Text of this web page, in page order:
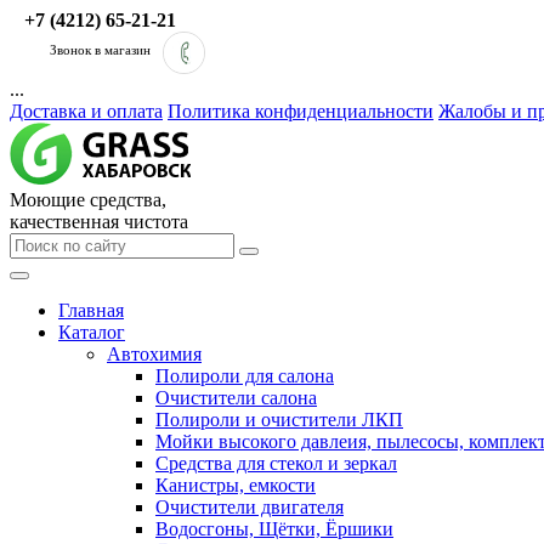
+7 (4212) 65-21-21
Звонок в магазин
...
Доставка и оплата Политика конфиденциальности Жалобы и
Моющие средства,
качественная чистота
Главная
Каталог
Автохимия
Полироли для салона
Очистители салона
Полироли и очистители ЛКП
Мойки высокого давлеия, пылесосы,
Средства для стекол и зеркал
Канистры, емкости
Очистители двигателя
Водосгоны, Щётки, Ёршики